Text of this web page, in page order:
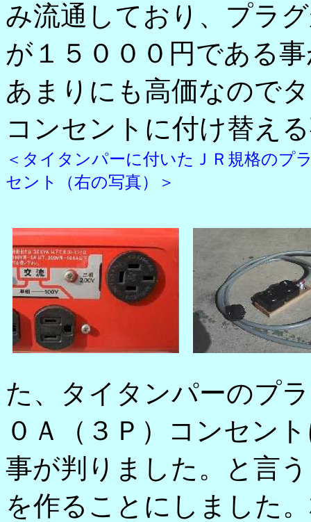
み流通しており、プラ
が１５０００円である
あまりにも高価なので
コンセントに付け替え
＜タイタンパーに付いたＪＲ規格のプ
セント（右の写真）＞
た、タイタンパーのプ
０Ａ（３Ｐ）コンセン
事が判りました。と言
を作ることにしました